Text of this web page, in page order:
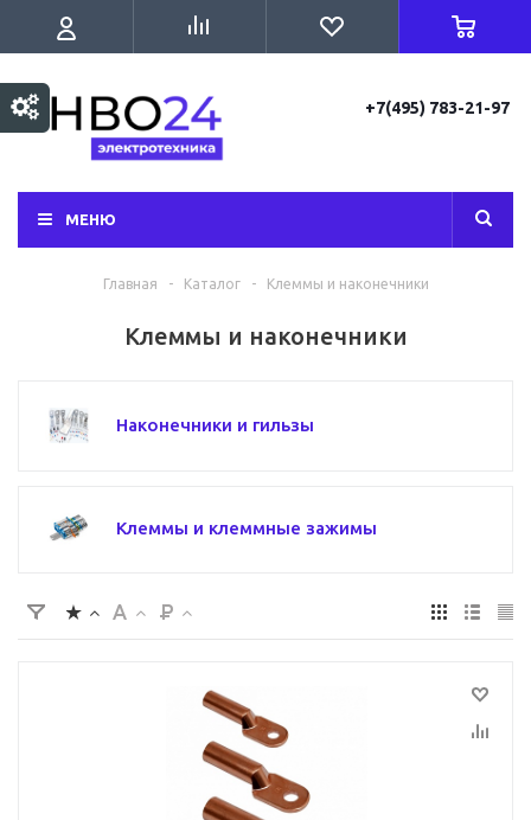
+7(495) 783-21-97
МЕНЮ
Главная - Каталог - Клеммы и наконечники
Клеммы и наконечники
Наконечники и гильзы
Клеммы и клеммные зажимы